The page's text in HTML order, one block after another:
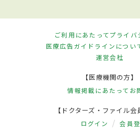
ご利用にあたってプライバ
医療広告ガイドラインについ
運営会社
【医療機関の方】
情報掲載にあたって お
【ドクターズ・ファイル会
ログイン 会員